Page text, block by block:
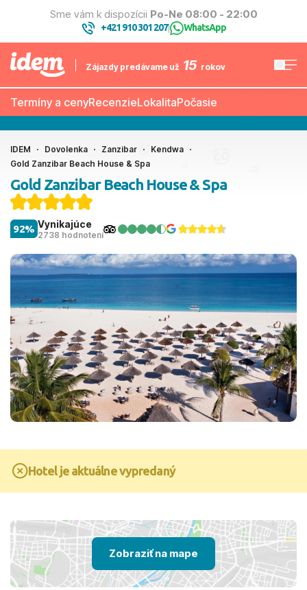
Sme vám k dispozícii Po-Ne 08:00 - 22:00
+421 910 301 207| WhatsApp
Zájazdy predávame už 15 rokov
Termíny a cenyRecenzieLokalitaPočasie
IDEM Dovolenka Zanzibar
Kendwa
Gold Zanzibar Beach House & Spa
Gold Zanzibar Beach House & Spa
Vynikajúce
2738 hodnotení
92%
Hotel je aktuálne vypredaný
Zobraziť na mape